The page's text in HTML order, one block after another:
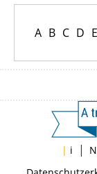
A B C D E
| i |